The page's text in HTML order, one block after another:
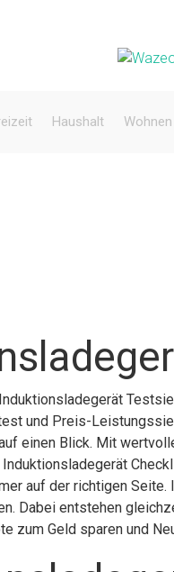
Haushalt Wohnen
und Preis-
einen Blick. Mit
Induktionsladegerät
auf der richtigen
Dabei entstehen
zum Geld sparen und